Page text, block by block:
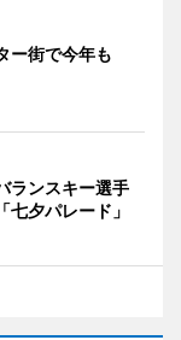
ー街で今年も
ランスキー選手
七夕パレード」